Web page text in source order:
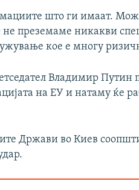
што ги имаат.
не преземаме никакви
кое е многу
Владимир Путин
на ЕУ и натаму ќе
Држави во Киев